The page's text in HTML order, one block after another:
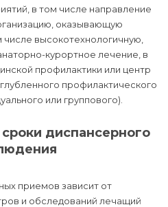
в том числе направление
оказывающую
высокотехнологичную,
курортное лечение, в
профилактики или центр
профилактического
или группового).
диспансерного
приемов зависит от
и обследований лечащий